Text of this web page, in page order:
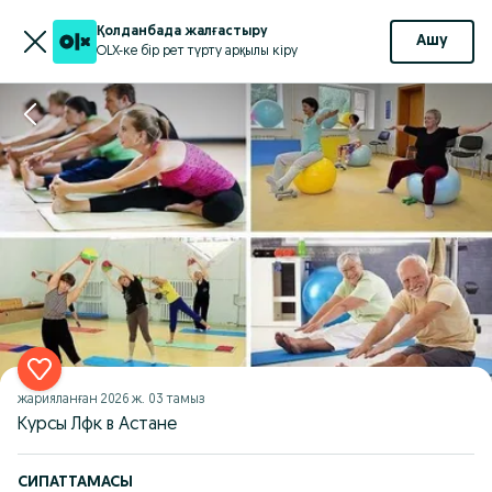
Қолданбада жалғастыру
OLX-ке бір рет түрту арқылы кіру
Ашу
жарияланған 2026 ж. 03 тамыз
Курсы Лфк в Астане
СИПАТТАМАСЫ